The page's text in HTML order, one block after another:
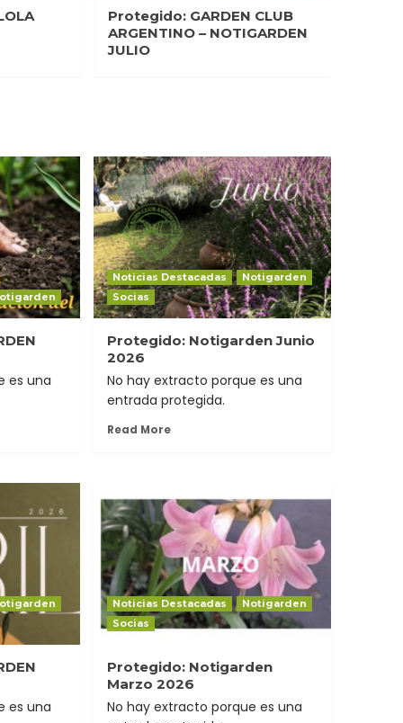
Protegido: GARDEN CLUB
ARGENTINO – NOTIGARDEN
JULIO
es una
Noticias Destacadas
Notigarden
Socias
Protegido: Notigarden Junio
2026
No hay extracto porque es una
entrada protegida.
Read More
es una
Noticias Destacadas
Notigarden
Socias
Protegido: Notigarden
Marzo 2026
No hay extracto porque es una